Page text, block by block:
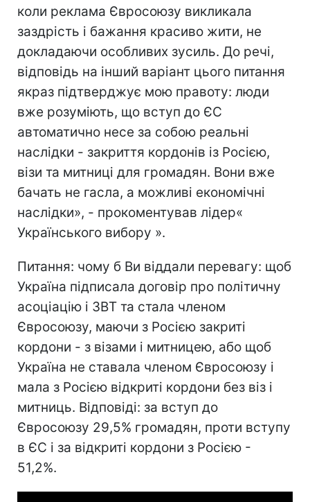
коли реклама Євросоюзу викликала
заздрість і бажання красиво жити, не
докладаючи особливих зусиль. До речі,
відповідь на інший варіант цього питання
якраз підтверджує мою правоту: люди
вже розуміють, що вступ до ЄС
автоматично несе за собою реальні
наслідки - закриття кордонів із Росією,
візи та митниці для громадян. Вони вже
бачать не гасла, а можливі економічні
наслідки», - прокоментував лідер«
Українського вибору ».
Питання: чому б Ви віддали перевагу: щоб
Україна підписала договір про політичну
асоціацію і ЗВТ та стала членом
Євросоюзу, маючи з Росією закриті
кордони - з візами і митницею, або щоб
Україна не ставала членом Євросоюзу і
мала з Росією відкриті кордони без віз і
митниць. Відповіді: за вступ до
Євросоюзу 29,5% громадян, проти вступу
в ЄС і за відкриті кордони з Росією -
51,2%.